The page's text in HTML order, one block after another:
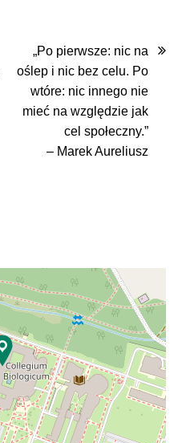
„Po pierwsze: nic na
oślep i nic bez celu. Po
wtóre: nic innego nie
mieć na względzie jak
cel społeczny.”
– Marek Aureliusz